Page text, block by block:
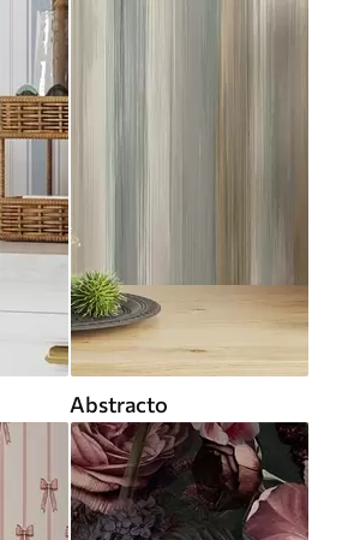
Abstracto